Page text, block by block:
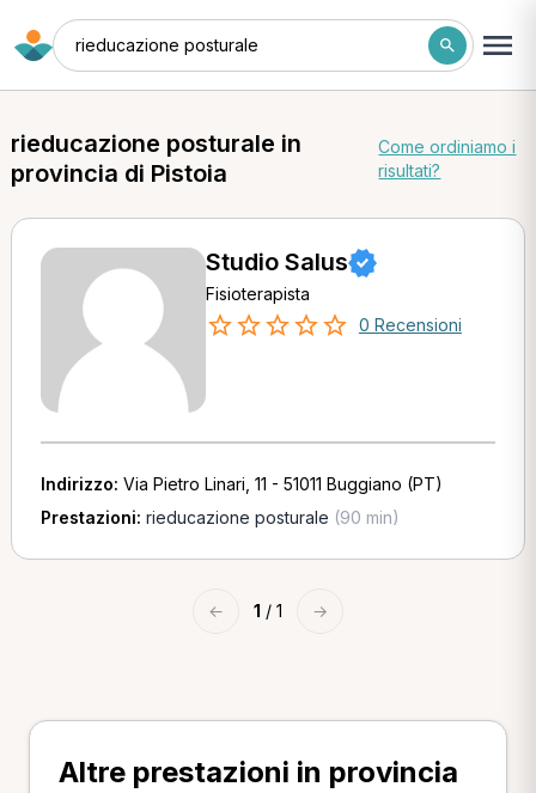
rieducazione posturale
rieducazione posturale in
provincia di Pistoia
Come ordiniamo i
risultati?
Studio Salus
Fisioterapista
0 Recensioni
Indirizzo: Via Pietro Linari, 11 - 51011 Buggiano (PT)
Prestazioni: rieducazione posturale (90 min)
← 1 / 1 →
Altre prestazioni in provincia